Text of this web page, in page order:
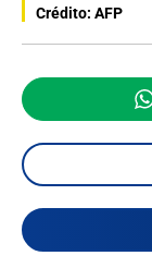
Crédito: AFP